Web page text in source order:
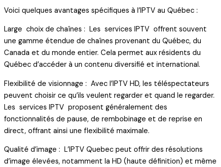
Voici quelques avantages spécifiques à l’IPTV au Québec :
Large choix de chaînes : Les services IPTV offrent souvent
une gamme étendue de chaînes provenant du Québec, du
Canada et du monde entier. Cela permet aux résidents du
Québec d’accéder à un contenu diversifié et international.
Flexibilité de visionnage : Avec l’IPTV HD, les téléspectateurs
peuvent choisir ce qu’ils veulent regarder et quand le regarder.
Les services IPTV proposent généralement des
fonctionnalités de pause, de rembobinage et de reprise en
direct, offrant ainsi une flexibilité maximale.
Qualité d’image : L’IPTV Quebec peut offrir des résolutions
d’image élevées, notamment la HD (haute définition) et même